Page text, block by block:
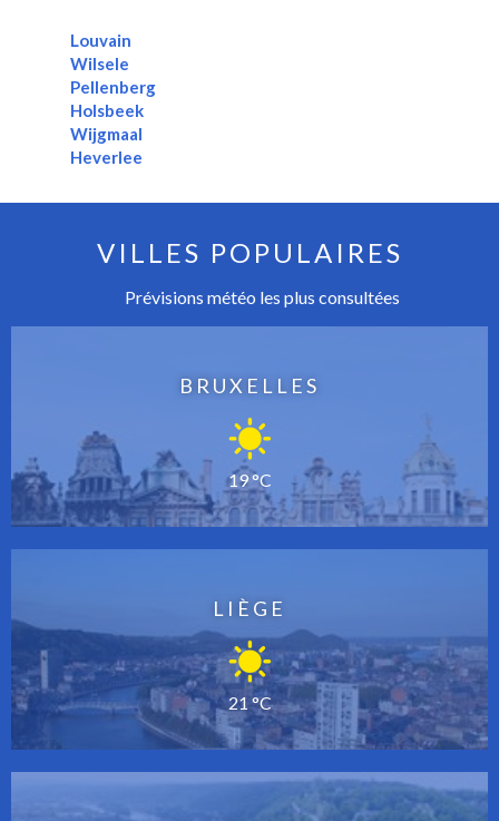
Louvain
Wilsele
Pellenberg
Holsbeek
Wijgmaal
Heverlee
VILLES POPULAIRES
Prévisions météo les plus consultées
BRUXELLES
19 °C
LIÈGE
21 °C